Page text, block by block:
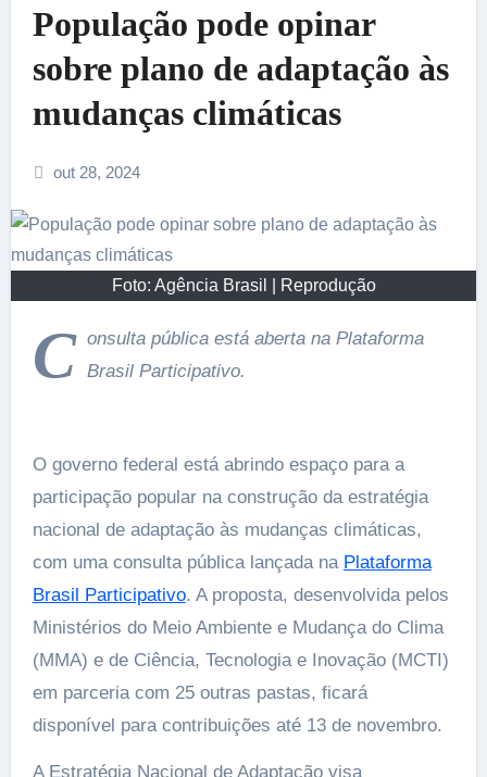
População pode opinar
sobre plano de adaptação às
mudanças climáticas
out 28, 2024
Foto: Agência Brasil | Reprodução
C onsulta pública está aberta na Plataforma
Brasil Participativo.
O governo federal está abrindo espaço para a
participação popular na construção da estratégia
nacional de adaptação às mudanças climáticas,
com uma consulta pública lançada na Plataforma
Brasil Participativo. A proposta, desenvolvida pelos
Ministérios do Meio Ambiente e Mudança do Clima
(MMA) e de Ciência, Tecnologia e Inovação (MCTI)
em parceria com 25 outras pastas, ficará
disponível para contribuições até 13 de novembro.
A Estratégia Nacional de Adaptação visa